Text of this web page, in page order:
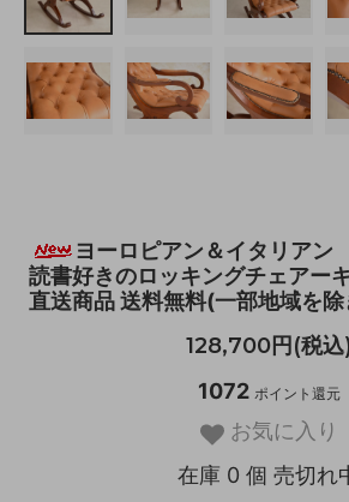
ヨーロピアン＆イタリアン
読書好きのロッキングチェアー
直送商品 送料無料(一部地域を
128,700円(税込
1072 ポイント還元
お気に入り
在庫 0 個 売切れ